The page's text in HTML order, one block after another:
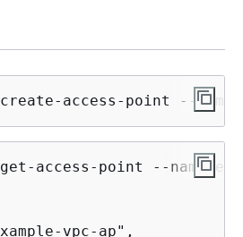
access-point --
access-point --name
vpc-ap",